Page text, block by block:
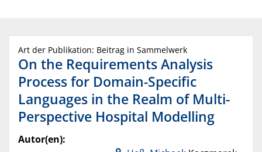
Art der Publikation: Beitrag in Sammelwerk
On the Requirements Analysis
Process for Domain-Specific
Languages in the Realm of Multi-
Perspective Hospital Modelling
Autor(en):